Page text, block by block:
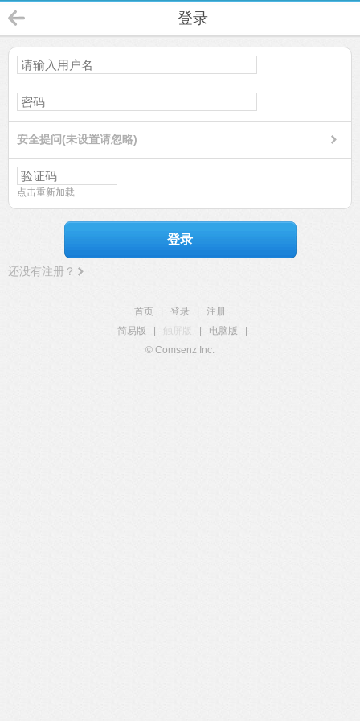
登录
安全提问(未设置请忽略)
点击重新加载
登录
还没有注册？
首页 登录
注册
简易版
触屏版 电脑版
© Comsenz Inc.